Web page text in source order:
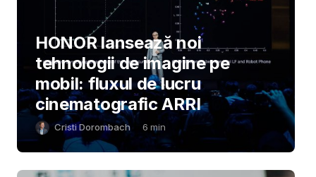
HONOR lansează noi
tehnologii de imagine pe
mobil: fluxul de lucru
cinematografic ARRI
Cristi Dorombach 6 min